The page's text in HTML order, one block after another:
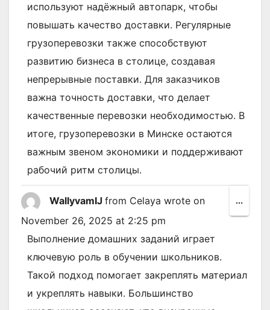
используют надёжный автопарк, чтобы
повышать качество доставки. Регулярные
грузоперевозки также способствуют
развитию бизнеса в столице, создавая
непрерывные поставки. Для заказчиков
важна точность доставки, что делает
качественные перевозки необходимостью. В
итоге, грузоперевозки в Минске остаются
важным звеном экономики и поддерживают
рабочий ритм столицы.
WallyvamIJ from Celaya wrote on
November 26, 2025 at 2:25 pm
Выполнение домашних заданий играет
ключевую роль в обучении школьников.
Такой подход помогает закреплять материал
и укреплять навыки. Большинство
...
this